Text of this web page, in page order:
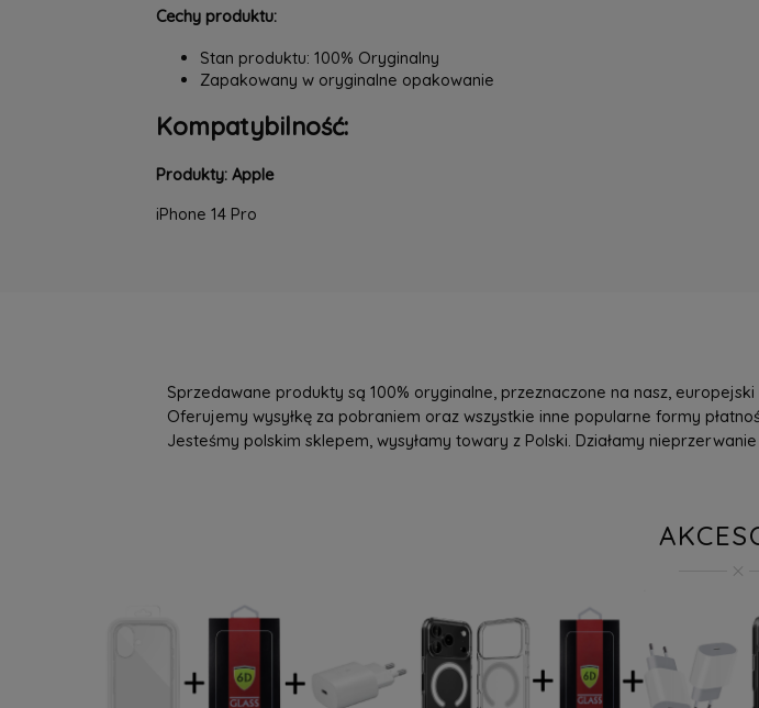
Cechy produktu:
Stan produktu: 100% Oryginalny
Zapakowany w oryginalne opakowanie
Kompatybilność:
Produkty: Apple
iPhone 14 Pro
Sprzedawane produkty są 100% oryginalne, przeznaczone na nasz,
Oferujemy wysyłkę za pobraniem oraz wszystkie inne popularne formy
Jesteśmy polskim sklepem, wysyłamy towary z Polski. Działamy